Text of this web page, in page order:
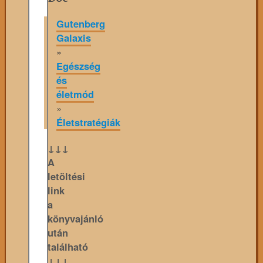
Gutenberg
Galaxis
»
Egészség
és
életmód
»
Életstratégiák
↓↓↓
A
letöltési
link
a
könyvajánló
után
található